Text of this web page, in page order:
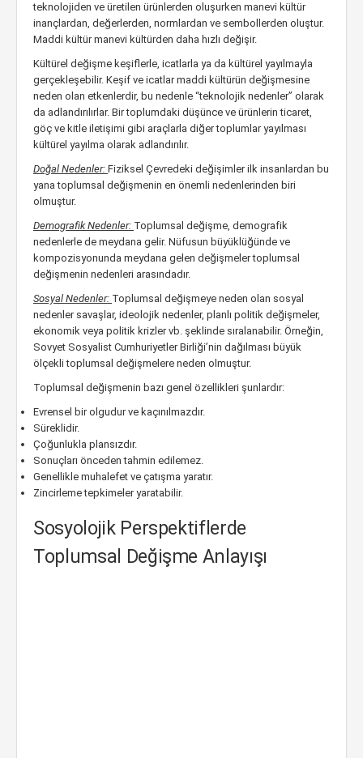
teknolojiden ve üretilen ürünlerden oluşurken manevi kültür
inançlardan, değerlerden, normlardan ve sembollerden oluştur.
Maddi kültür manevi kültürden daha hızlı değişir.
Kültürel değişme keşiflerle, icatlarla ya da kültürel yayılmayla
gerçekleşebilir. Keşif ve icatlar maddi kültürün değişmesine
neden olan etkenlerdir, bu nedenle “teknolojik nedenler” olarak
da adlandırılırlar. Bir toplumdaki düşünce ve ürünlerin ticaret,
göç ve kitle iletişimi gibi araçlarla diğer toplumlar yayılması
kültürel yayılma olarak adlandırılır.
Doğal Nedenler: Fiziksel Çevredeki değişimler ilk insanlardan bu
yana toplumsal değişmenin en önemli nedenlerinden biri
olmuştur.
Demografik Nedenler: Toplumsal değişme, demografik
nedenlerle de meydana gelir. Nüfusun büyüklüğünde ve
kompozisyonunda meydana gelen değişmeler toplumsal
değişmenin nedenleri arasındadır.
Sosyal Nedenler: Toplumsal değişmeye neden olan sosyal
nedenler savaşlar, ideolojik nedenler, planlı politik değişmeler,
ekonomik veya politik krizler vb. şeklinde sıralanabilir. Örneğin,
Sovyet Sosyalist Cumhuriyetler Birliği’nin dağılması büyük
ölçekli toplumsal değişmelere neden olmuştur.
Toplumsal değişmenin bazı genel özellikleri şunlardır:
Evrensel bir olgudur ve kaçınılmazdır.
Süreklidir.
Çoğunlukla plansızdır.
Sonuçları önceden tahmin edilemez.
Genellikle muhalefet ve çatışma yaratır.
Zincirleme tepkimeler yaratabilir.
Sosyolojik Perspektiflerde
Toplumsal Değişme Anlayışı